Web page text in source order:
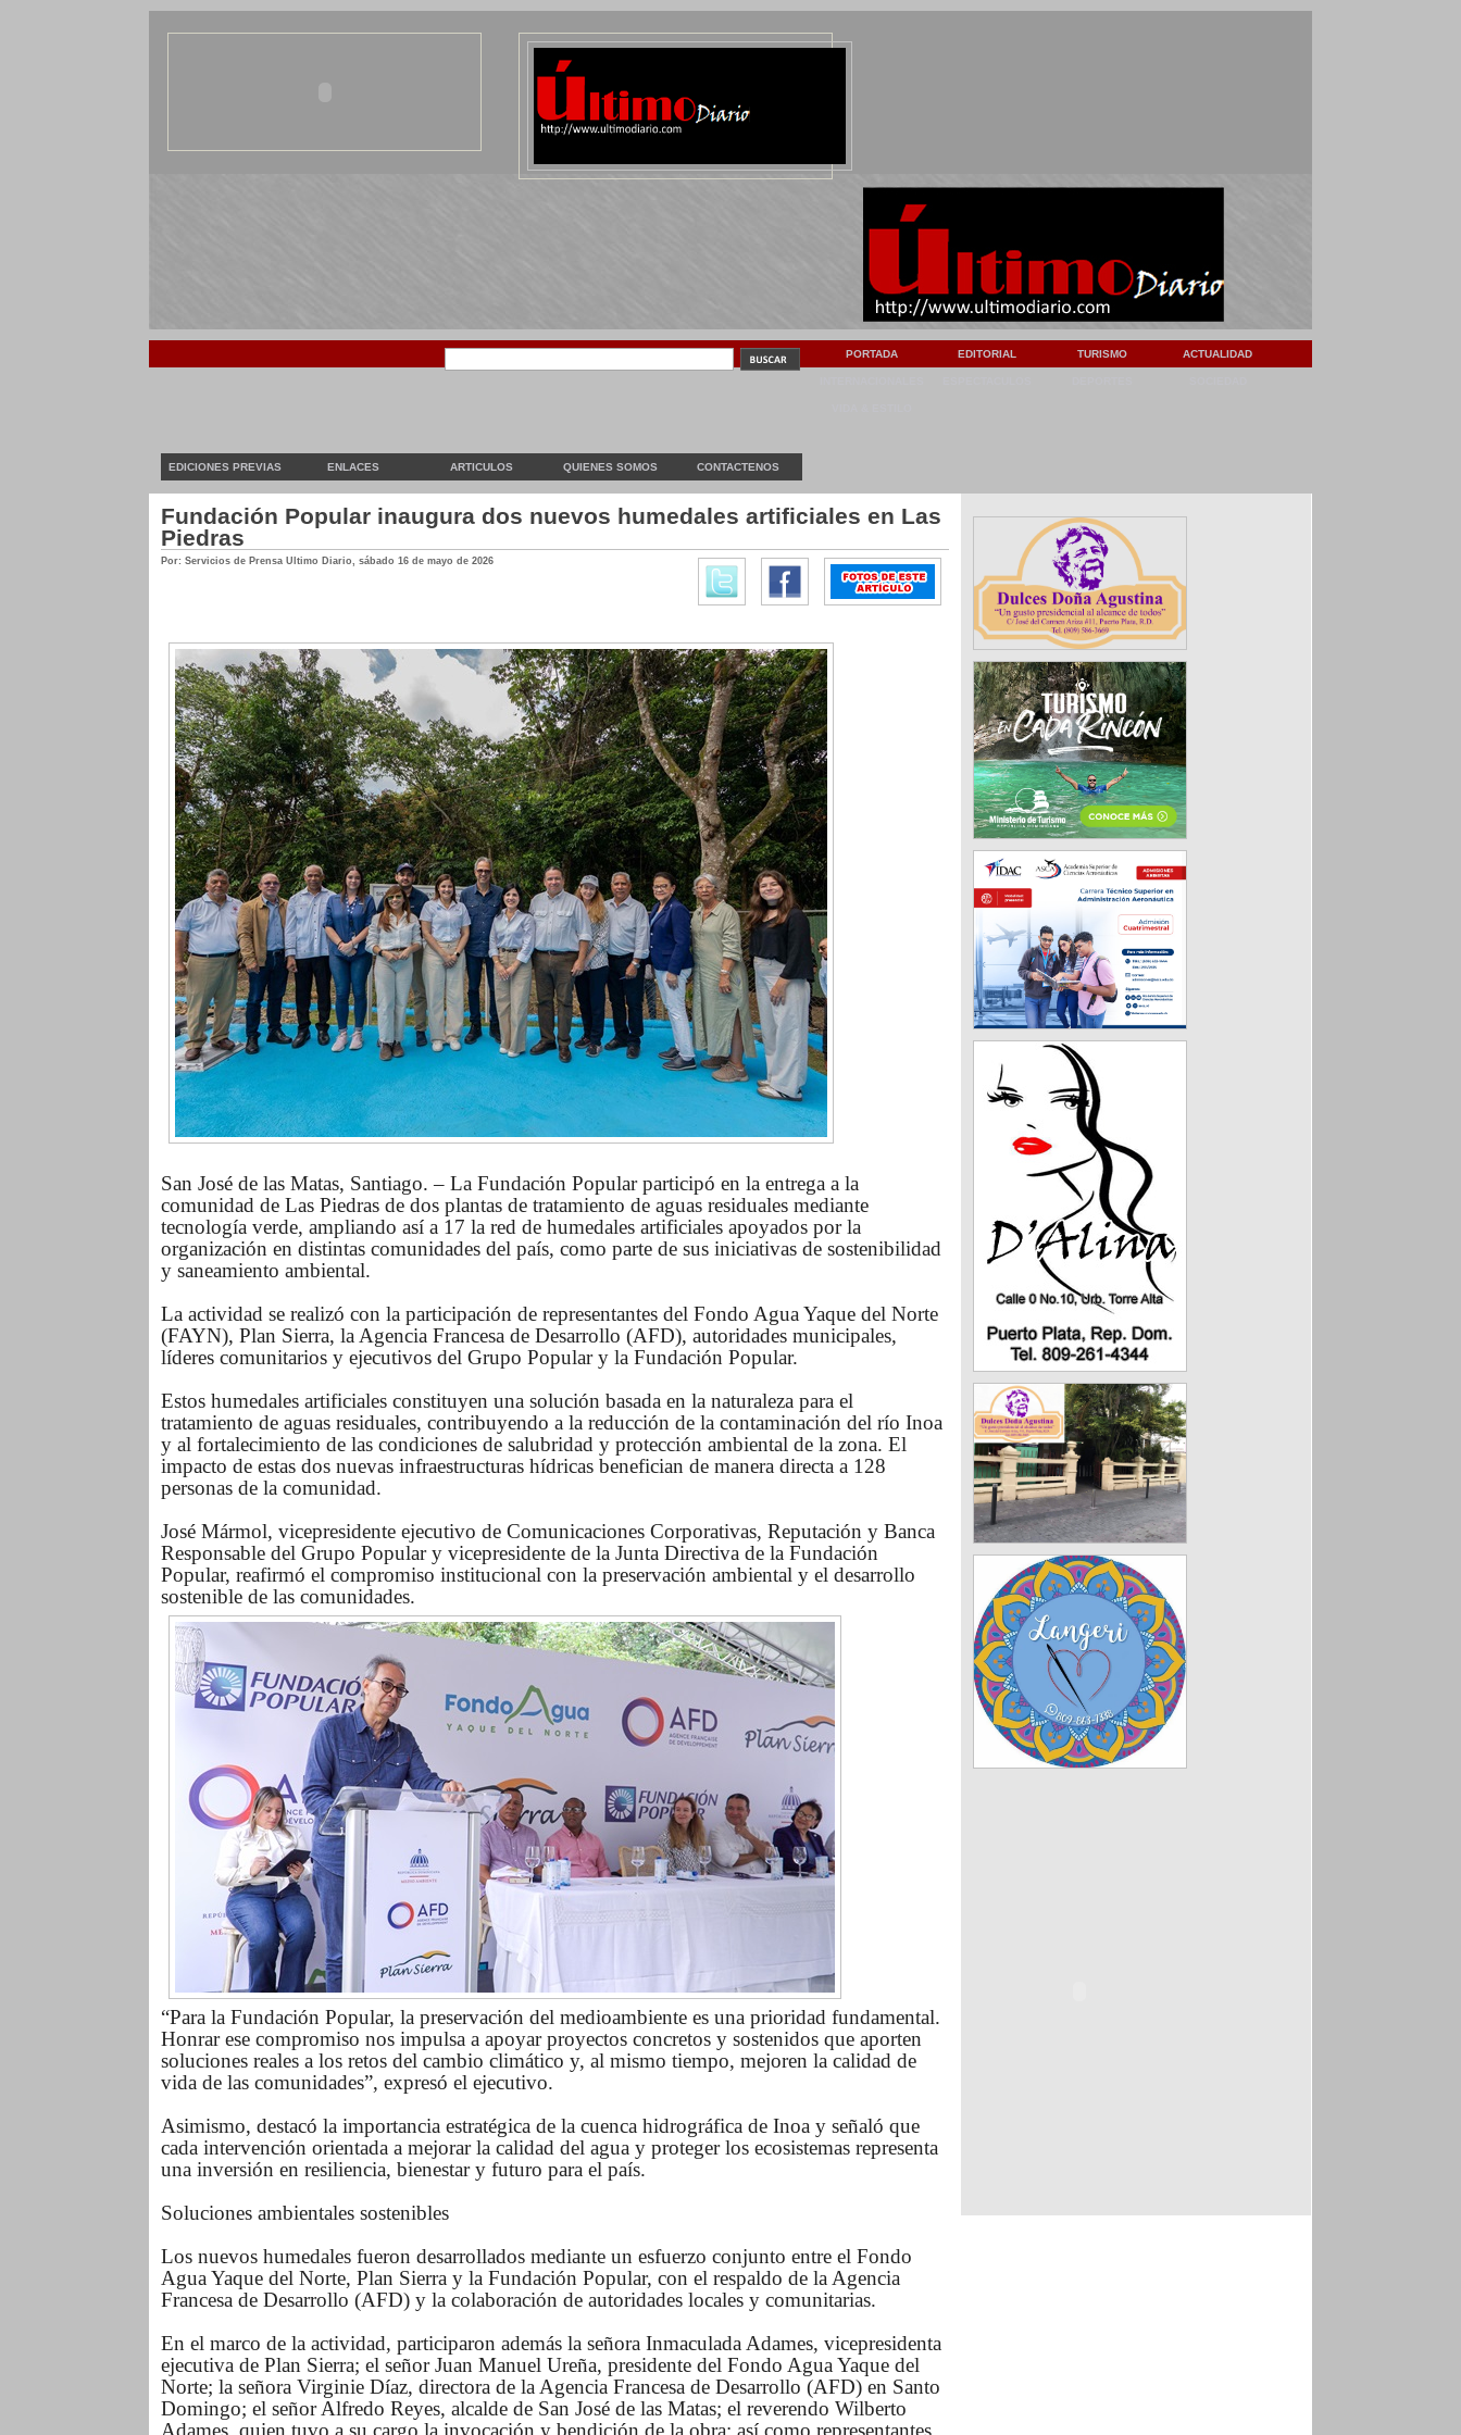
EDICIONES PREVIAS ENLACES ARTICULOS QUIENES SOMOS CONTACTENOS
PORTADA EDITORIAL TURISMO ACTUALIDAD
Fundación Popular inaugura dos nuevos humedales artificiales en Las
Piedras
Por: Servicios de Prensa Ultimo Diario, sábado 16 de mayo de 2026
San José de las Matas, Santiago. – La Fundación Popular participó en la entrega a la
comunidad de Las Piedras de dos plantas de tratamiento de aguas residuales mediante
tecnología verde, ampliando así a 17 la red de humedales artificiales apoyados por la
organización en distintas comunidades del país, como parte de sus iniciativas de sostenibilidad
y saneamiento ambiental.
La actividad se realizó con la participación de representantes del Fondo Agua Yaque del Norte
(FAYN), Plan Sierra, la Agencia Francesa de Desarrollo (AFD), autoridades municipales,
líderes comunitarios y ejecutivos del Grupo Popular y la Fundación Popular.
Estos humedales artificiales constituyen una solución basada en la naturaleza para el
tratamiento de aguas residuales, contribuyendo a la reducción de la contaminación del río Inoa
y al fortalecimiento de las condiciones de salubridad y protección ambiental de la zona. El
impacto de estas dos nuevas infraestructuras hídricas benefician de manera directa a 128
personas de la comunidad.
José Mármol, vicepresidente ejecutivo de Comunicaciones Corporativas, Reputación y Banca
Responsable del Grupo Popular y vicepresidente de la Junta Directiva de la Fundación
Popular, reafirmó el compromiso institucional con la preservación ambiental y el desarrollo
sostenible de las comunidades.
“Para la Fundación Popular, la preservación del medioambiente es una prioridad fundamental.
Honrar ese compromiso nos impulsa a apoyar proyectos concretos y sostenidos que aporten
soluciones reales a los retos del cambio climático y, al mismo tiempo, mejoren la calidad de
vida de las comunidades”, expresó el ejecutivo.
Asimismo, destacó la importancia estratégica de la cuenca hidrográfica de Inoa y señaló que
cada intervención orientada a mejorar la calidad del agua y proteger los ecosistemas representa
una inversión en resiliencia, bienestar y futuro para el país.
Soluciones ambientales sostenibles
Los nuevos humedales fueron desarrollados mediante un esfuerzo conjunto entre el Fondo
Agua Yaque del Norte, Plan Sierra y la Fundación Popular, con el respaldo de la Agencia
Francesa de Desarrollo (AFD) y la colaboración de autoridades locales y comunitarias.
En el marco de la actividad, participaron además la señora Inmaculada Adames, vicepresidenta
ejecutiva de Plan Sierra; el señor Juan Manuel Ureña, presidente del Fondo Agua Yaque del
Norte; la señora Virginie Díaz, directora de la Agencia Francesa de Desarrollo (AFD) en Santo
Domingo; el señor Alfredo Reyes, alcalde de San José de las Matas; el reverendo Wilberto
Adames, quien tuvo a su cargo la invocación y bendición de la obra; así como representantes